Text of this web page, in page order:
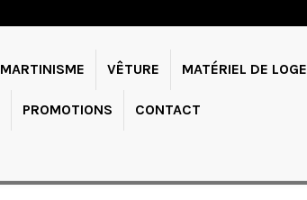
MARTINISME VÊTURE MATÉRIEL DE LOGE
PROMOTIONS CONTACT